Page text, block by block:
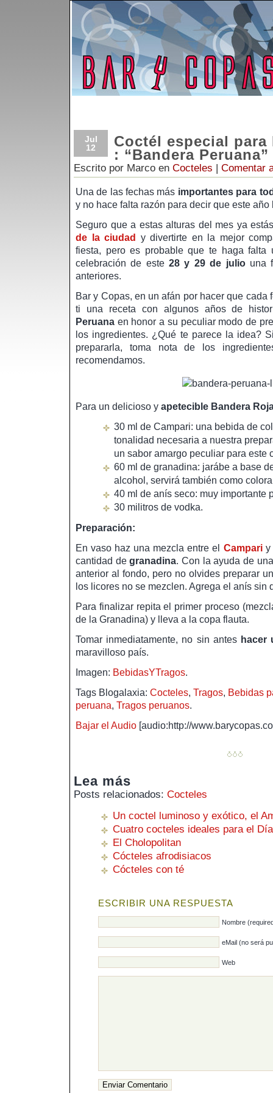
Jul
12
Coctél especial para
: “Bandera Peruana”
Escrito por Marco en Cocteles | Comentar
Una de las fechas más importantes para
y no hace falta razón para decir que este año
Seguro que a estas alturas del mes ya
de la ciudad
y divertirte en la mejor
fiesta, pero es probable que te haga
celebración de este28 y 29 de juliouna
anteriores.
Bar y Copas, en un afán por hacer que cada
ti una receta con algunos años de
Peruana en honor a su peculiar modo de
los ingredientes. ¿Qué te parece la idea?
prepararla, toma nota de los
recomendamos.
Para un delicioso y apetecible Bandera
30 ml de Campari: una bebida de
tonalidad necesaria a nuestra
un sabor amargo peculiar para este
60 ml de granadina: jarábe a base
alcohol, servirá también como
40 ml de anís seco: muy importante
30 militros de vodka.
Preparación:
En vaso haz una mezcla entre el Campariy
cantidad degranadina. Con la ayuda de
anterior al fondo, pero no olvides preparar
los licores no se mezclen. Agrega el anís sin
Para finalizar repita el primer proceso
de la Granadina) y lleva a la copa flauta.
Tomar inmediatamente, no sin antes hacer
maravilloso país.
Imagen: BebidasYTragos.
Tags Blogalaxia: Cocteles, Tragos, Bebidas
peruana, Tragos peruanos.
Bajar el Audio [audio:http://
Lea más
Posts relacionados: Cocteles
Un coctel luminoso y exótico, el
Cuatro cocteles ideales para el
El Cholopolitan
Cócteles afrodisiacos
Cócteles con té
ESCRIBIR UNA RESPUESTA
Nombre
eMail (no será
Web